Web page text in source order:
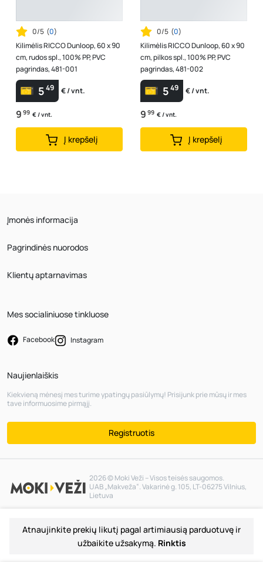
Atnaujinkite prekių likutį pagal artimiausią parduotuvę ir
užbaikite užsakymą. Rinktis
0/5 (0)
Kilimėlis RICCO Dunloop, 60 x 90
cm, rudos spl., 100% PP, PVC
pagrindas, 481-001
549 € / vnt.
9 99 € / vnt.
Į krepšelį
0/5 (0)
Kilimėlis RICCO Dunloop, 60 x 90
cm, pilkos spl., 100% PP, PVC
pagrindas, 481-002
549 € / vnt.
9 99 € / vnt.
Į krepšelį
Įmonės informacija
Pagrindinės nuorodos
Klientų aptarnavimas
Mes socialiniuose tinkluose
Facebook Instagram
Naujienlaiškis
Kiekvieną mėnesį mes turime ypatingų pasiūlymų! Prisijunk prie mūsų ir mes
tave informuosime pirmąjį.
Registruotis
2026 © Moki Veži – Visos teisės saugomos.
UAB „Makveža“. Vakarinė g. 105, LT-06275 Vilnius,
Lietuva